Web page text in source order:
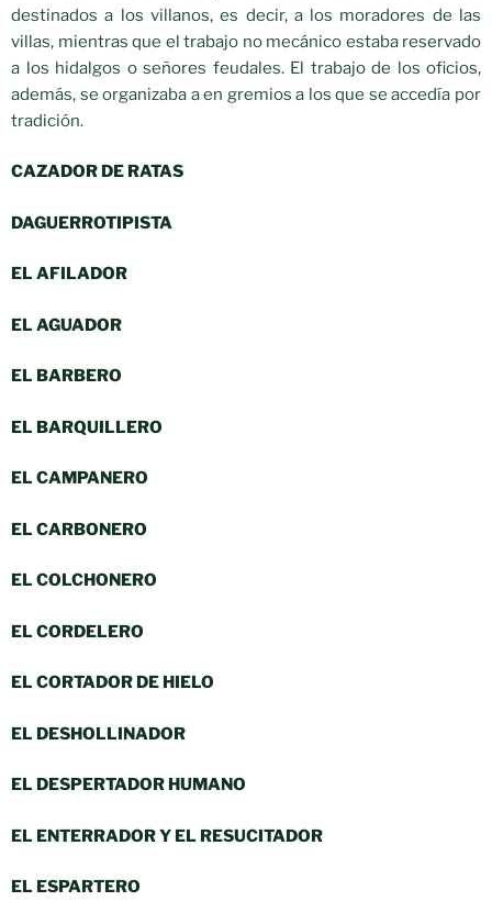
destinados a los villanos, es decir, a los moradores de las
villas, mientras que el trabajo no mecánico estaba reservado
a los hidalgos o señores feudales. El trabajo de los oficios,
además, se organizaba a en gremios a los que se accedía por
tradición.
CAZADOR DE RATAS
DAGUERROTIPISTA
EL AFILADOR
EL AGUADOR
EL BARBERO
EL BARQUILLERO
EL CAMPANERO
EL CARBONERO
EL COLCHONERO
EL CORDELERO
EL CORTADOR DE HIELO
EL DESHOLLINADOR
EL DESPERTADOR HUMANO
EL ENTERRADOR Y EL RESUCITADOR
EL ESPARTERO